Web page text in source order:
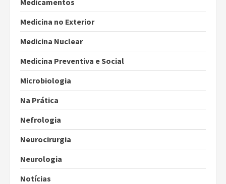
Medicina no Exterior
Medicina Nuclear
Medicina Preventiva e Social
Microbiologia
Na Prática
Nefrologia
Neurocirurgia
Neurologia
Notícias